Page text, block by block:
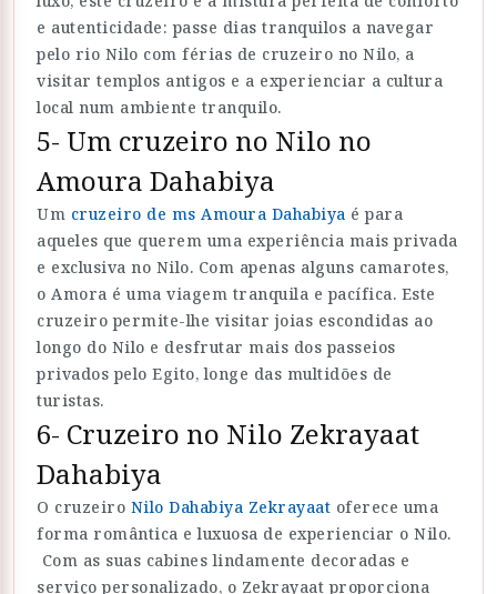
e autenticidade: passe dias tranquilos a navegar
pelo rio Nilo com férias de cruzeiro no Nilo, a
visitar templos antigos e a experienciar a cultura
local num ambiente tranquilo.
5- Um cruzeiro no Nilo no
Amoura Dahabiya
Um cruzeiro de ms Amoura Dahabiya é para
aqueles que querem uma experiência mais privada
e exclusiva no Nilo. Com apenas alguns camarotes,
o Amora é uma viagem tranquila e pacífica. Este
cruzeiro permite-lhe visitar joias escondidas ao
longo do Nilo e desfrutar mais dos passeios
privados pelo Egito, longe das multidões de
turistas.
6- Cruzeiro no Nilo Zekrayaat
Dahabiya
O cruzeiro Nilo Dahabiya Zekrayaat oferece uma
forma romântica e luxuosa de experienciar o Nilo.
Com as suas cabines lindamente decoradas e
serviço personalizado, o Zekrayaat proporciona